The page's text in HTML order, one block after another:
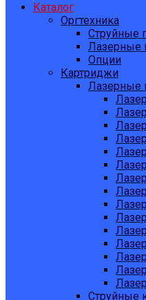
Каталог
Оргтехника
Струйные
Лазерные
Опции
Картриджи
Лазерные
Струйные